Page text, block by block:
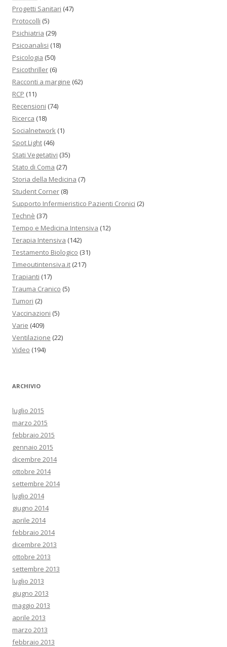
Progetti Sanitari (47)
Protocolli (5)
Psichiatria (29)
Psicoanalisi (18)
Psicologia (50)
Psicothriller (6)
Racconti a margine (62)
RCP (11)
Recensioni (74)
Ricerca (18)
Socialnetwork (1)
Spot Light (46)
Stati Vegetativi (35)
Stato di Coma (27)
Storia della Medicina (7)
Student Corner (8)
Supporto Infermieristico Pazienti Cronici (2)
Technè (37)
Tempo e Medicina Intensiva (12)
Terapia Intensiva (142)
Testamento Biologico (31)
Timeoutintensiva.it (217)
Trapianti (17)
Trauma Cranico (5)
Tumori (2)
Vaccinazioni (5)
Varie (409)
Ventilazione (22)
Video (194)
ARCHIVIO
luglio 2015
marzo 2015
febbraio 2015
gennaio 2015
dicembre 2014
ottobre 2014
settembre 2014
luglio 2014
giugno 2014
aprile 2014
febbraio 2014
dicembre 2013
ottobre 2013
settembre 2013
luglio 2013
giugno 2013
maggio 2013
aprile 2013
marzo 2013
febbraio 2013